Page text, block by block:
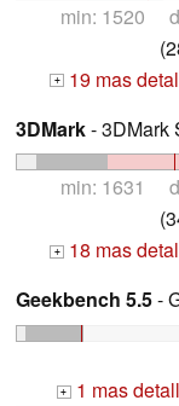
min: 1520
+ 19 mas
3DMark- 3DMark
min: 1631
+ 18 mas
Geekbench 5.5-
+ 1 mas